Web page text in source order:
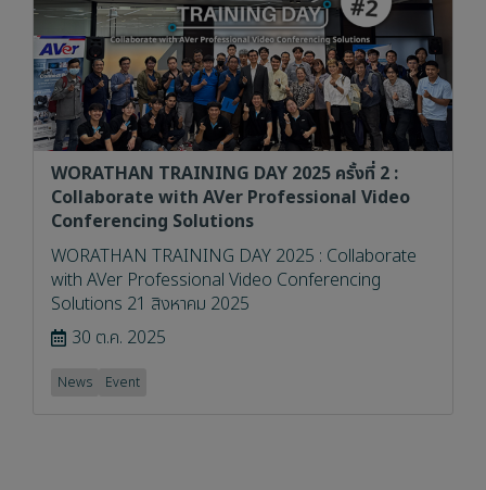
WORATHAN TRAINING DAY 2025 ครั้งที่ 2 :
Collaborate with AVer Professional Video
Conferencing Solutions
WORATHAN TRAINING DAY 2025 : Collaborate
with AVer Professional Video Conferencing
Solutions 21 สิงหาคม 2025
30 ต.ค. 2025
News Event